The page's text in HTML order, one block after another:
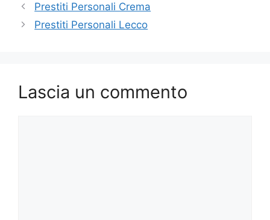
Prestiti Personali Crema
Prestiti Personali Lecco
Lascia un commento